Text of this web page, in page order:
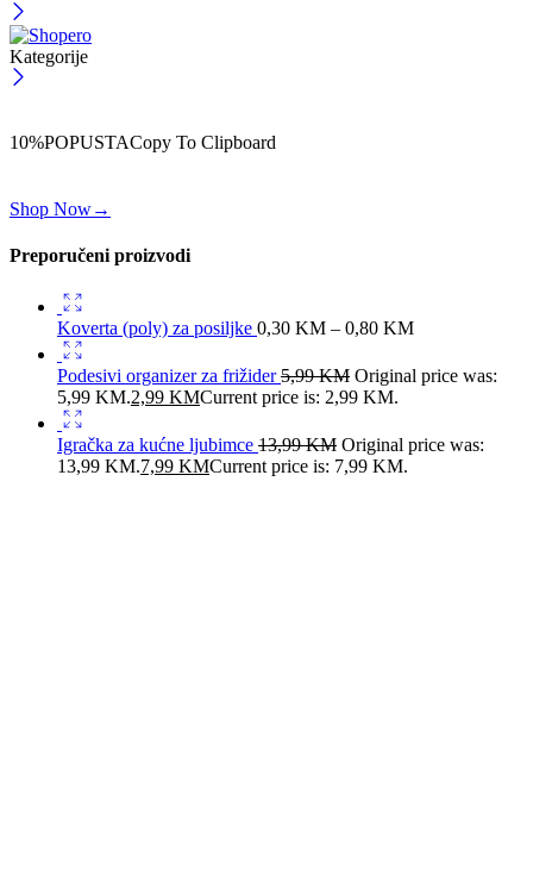
Kategorije
10%POPUSTACopy To Clipboard
Shop Now→
Preporučeni proizvodi
Koverta (poly) za posiljke 0,30 KM – 0,80 KM
Podesivi organizer za frižider5,99KM Original price was:
5,99 KM.2,99 KMCurrent price is: 2,99 KM.
Igračka za kućne ljubimce 13,99KM Original price was:
13,99 KM.7,99 KMCurrent price is: 7,99 KM.